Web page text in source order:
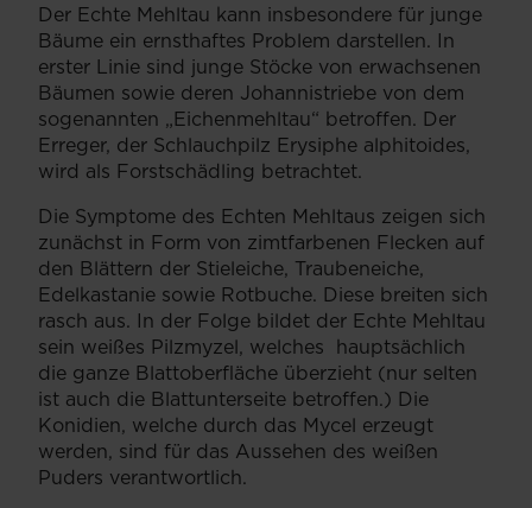
Der Echte Mehltau kann insbesondere für junge
Bäume ein ernsthaftes Problem darstellen. In
erster Linie sind junge Stöcke von erwachsenen
Bäumen sowie deren Johannistriebe von dem
sogenannten „Eichenmehltau“ betroffen. Der
Erreger, der Schlauchpilz Erysiphe alphitoides,
wird als Forstschädling betrachtet.
Die Symptome des Echten Mehltaus zeigen sich
zunächst in Form von zimtfarbenen Flecken auf
den Blättern der Stieleiche, Traubeneiche,
Edelkastanie sowie Rotbuche. Diese breiten sich
rasch aus. In der Folge bildet der Echte Mehltau
sein weißes Pilzmyzel, welches hauptsächlich
die ganze Blattoberfläche überzieht (nur selten
ist auch die Blattunterseite betroffen.) Die
Konidien, welche durch das Mycel erzeugt
werden, sind für das Aussehen des weißen
Puders verantwortlich.